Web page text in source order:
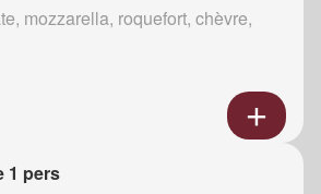
mozzarella, roquefort, chèvre,
1 pers